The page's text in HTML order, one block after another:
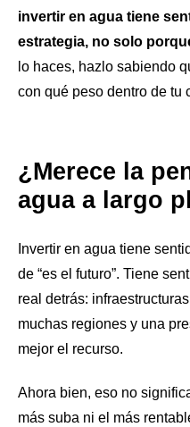
invertir en agua tiene
estrategia, no solo
lo haces, hazlo sabiendo
con qué peso dentro de tu
¿Merece la
agua a largo
Invertir en agua tiene
de “es el futuro”. Tiene
real detrás:
muchas regiones y una
mejor el recurso.
Ahora bien, eso no
más suba ni el más